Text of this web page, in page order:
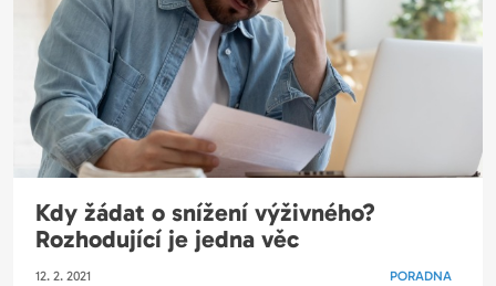
Kdy žádat o snížení výživného?
Rozhodující je jedna věc
12. 2. 2021 PORADNA